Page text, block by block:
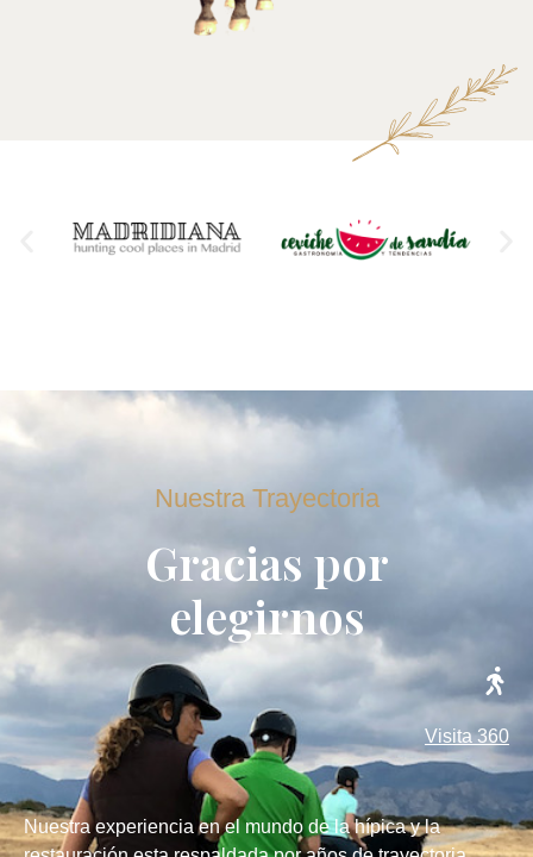
Nuestra Trayectoria
Gracias por
elegirnos
Visita 360
Nuestra experiencia en el mundo de la hípica y la